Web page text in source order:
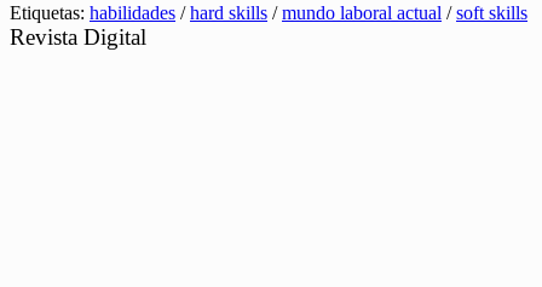
Etiquetas: habilidades /hard skills /mundo laboral actual /soft skills
Revista Digital